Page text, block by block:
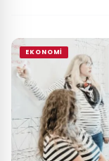
EKONOMI